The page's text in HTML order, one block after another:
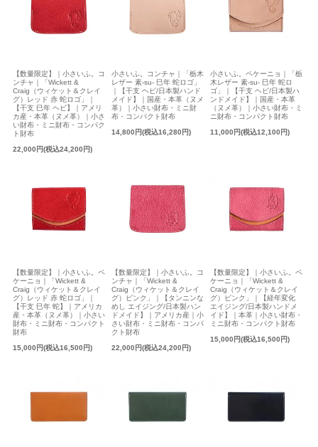
【数量限定】｜小さいふ。コ
ンチャ｜「Wickett &
Craig（ウィケット＆クレイ
グ）レッド 赤 蛇ロゴ」｜
【干支 巳年 ヘビ】｜アメリ
カ産・本革（ヌメ革）｜小さ
い財布・ミニ財布・コンパク
ト財布
22,000円(税込24,200円)
小さいふ。コンチャ｜「栃木
レザー 素-su- 巳年 蛇ロゴ」
｜【干支 ヘビ/日本製ハンド
メイド】｜国産・本革（ヌメ
革）｜小さい財布・ミニ財
布・コンパクト財布
14,800円(税込16,280円)
小さいふ。ペケーニョ｜「栃
木レザー 素-su- 巳年 蛇ロ
ゴ」｜【干支 ヘビ/日本製ハ
ンドメイド】｜国産・本革
（ヌメ革）｜小さい財布・ミ
ニ財布・コンパクト財布
11,000円(税込12,100円)
【数量限定】｜小さいふ。ペ
ケーニョ｜「Wickett &
Craig（ウィケット＆クレイ
グ）レッド 赤 蛇ロゴ」｜
【干支 巳年 蛇】｜アメリカ
産・本革（ヌメ革）｜小さい
財布・ミニ財布・コンパクト
財布
15,000円(税込16,500円)
【数量限定】｜小さいふ。コ
ンチャ｜「Wickett &
Craig（ウィケット＆クレイ
グ）ピンク」｜【タンニンな
めし エイジング/日本製ハン
ドメイド】｜アメリカ産｜小
さい財布・ミニ財布・コンパ
クト財布
22,000円(税込24,200円)
【数量限定】｜小さいふ。ペ
ケーニョ｜「Wickett &
Craig（ウィケット＆クレイ
グ）ピンク」｜【経年変化
エイジング/日本製ハンドメ
イド】｜本革｜小さい財布・
ミニ財布・コンパクト財布
15,000円(税込16,500円)